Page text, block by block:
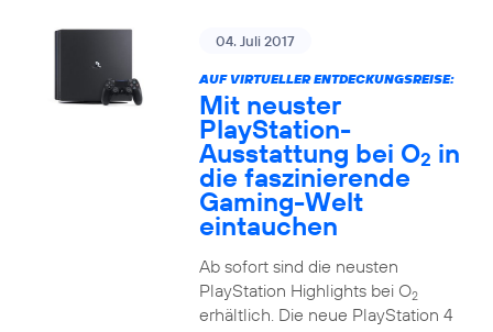
04. Juli 2017
AUF VIRTUELLER ENTDECKUNGSREISE:
Mit neuster
PlayStation-
Ausstattung bei O2 in
die faszinierende
Gaming-Welt
eintauchen
Ab sofort sind die neusten
PlayStation Highlights bei O2
erhältlich. Die neue PlayStation 4